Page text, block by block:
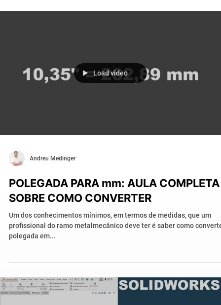
Load video
Andreu Medinger
POLEGADA PARA mm: AULA COMPLETA
SOBRE COMO CONVERTER
Um dos conhecimentos mínimos, em termos de medidas, que um
profissional do ramo metalmecânico deve ter é saber como
polegada em...